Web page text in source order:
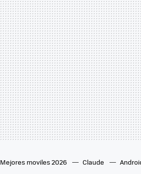
Mejores moviles 2026 Claude